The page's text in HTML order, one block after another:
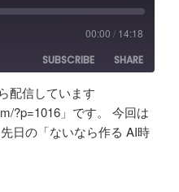
00:00 / 14:18
SUBSCRIBE
SHARE
Apple Podcasts
Spotify
配信しています
?p=1016」です。 今回は
日の「ないなら作る AI時